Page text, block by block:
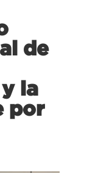
de
la
por